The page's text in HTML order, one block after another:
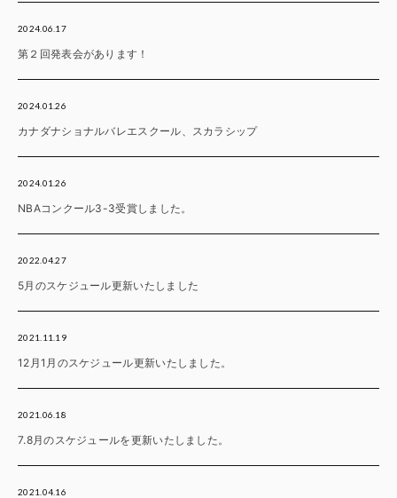
2024.06.17
第２回発表会があります！
2024.01.26
カナダナショナルバレエスクール、スカラシップ
2024.01.26
NBAコンクール3-3受賞しました。
2022.04.27
5月のスケジュール更新いたしました
2021.11.19
12月1月のスケジュール更新いたしました。
2021.06.18
7.8月のスケジュールを更新いたしました。
2021.04.16